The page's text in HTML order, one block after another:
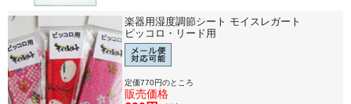
楽器用湿度調節シート モイスレガート
ピッコロ・リード用
定価770円のところ
販売価格